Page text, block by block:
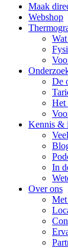
Maak
Webshop
De
Het
Kennis &
In
Over ons